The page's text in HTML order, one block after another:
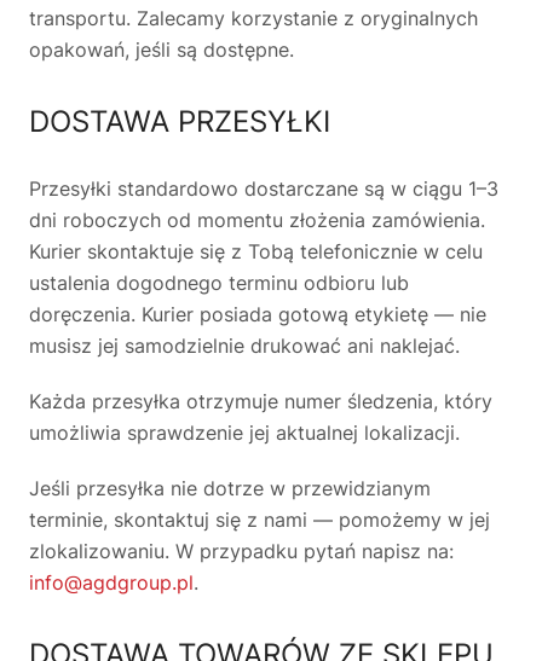
transportu. Zalecamy korzystanie z oryginalnych
opakowań, jeśli są dostępne.
DOSTAWA PRZESYŁKI
Przesyłki standardowo dostarczane są w ciągu 1–3
dni roboczych od momentu złożenia zamówienia.
Kurier skontaktuje się z Tobą telefonicznie w celu
ustalenia dogodnego terminu odbioru lub
doręczenia. Kurier posiada gotową etykietę — nie
musisz jej samodzielnie drukować ani naklejać.
Każda przesyłka otrzymuje numer śledzenia, który
umożliwia sprawdzenie jej aktualnej lokalizacji.
Jeśli przesyłka nie dotrze w przewidzianym
terminie, skontaktuj się z nami — pomożemy w jej
zlokalizowaniu. W przypadku pytań napisz na:
info@agdgroup.pl.